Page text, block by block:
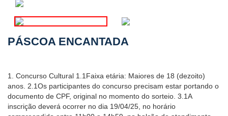
PÁSCOA ENCANTADA
1. Concurso Cultural 1.1Faixa etária: Maiores de 18 (dezoito)
anos. 2.1Os participantes do concurso precisam estar portando o
documento de CPF, original no momento do sorteio. 3.1A
inscrição deverá ocorrer no dia 19/04/25, no horário